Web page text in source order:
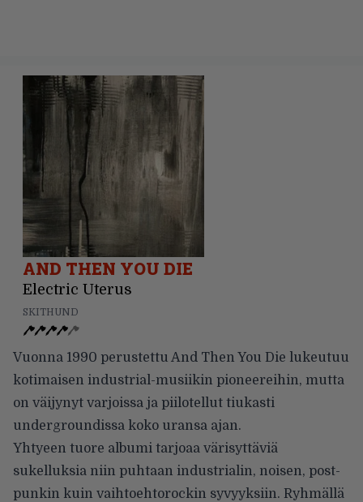
AND THEN YOU DIE
Electric Uterus
SKITHUND
Vuonna 1990 perustettu And Then You Die lukeutuu
kotimaisen industrial-musiikin pioneereihin, mutta
on väijynyt varjoissa ja piilotellut tiukasti
undergroundissa koko uransa ajan.
Yhtyeen tuore albumi tarjoaa värisyttäviä
sukelluksia niin puhtaan industrialin, noisen, post-
punkin kuin vaihtoehtorockin syvyyksiin. Ryhmällä